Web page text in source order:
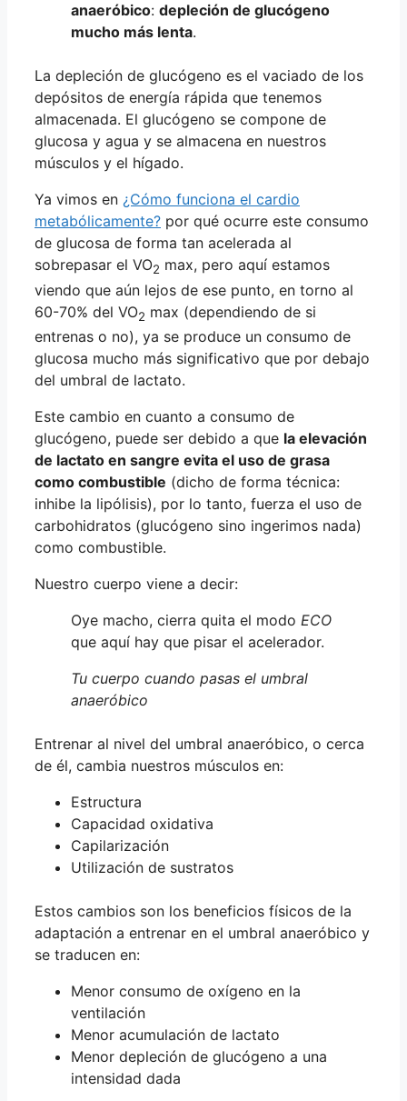
anaeróbico: depleción de glucógeno
mucho más lenta.
La depleción de glucógeno es el vaciado de los
depósitos de energía rápida que tenemos
almacenada. El glucógeno se compone de
glucosa y agua y se almacena en nuestros
músculos y el hígado.
Ya vimos en ¿Cómo funciona el cardio
metabólicamente? por qué ocurre este consumo
de glucosa de forma tan acelerada al
sobrepasar el VO2 max, pero aquí estamos
viendo que aún lejos de ese punto, en torno al
60-70% del VO2 max (dependiendo de si
entrenas o no), ya se produce un consumo de
glucosa mucho más significativo que por debajo
del umbral de lactato.
Este cambio en cuanto a consumo de
glucógeno, puede ser debido a que la elevación
de lactato en sangre evita el uso de grasa
como combustible (dicho de forma técnica:
inhibe la lipólisis), por lo tanto, fuerza el uso de
carbohidratos (glucógeno sino ingerimos nada)
como combustible.
Nuestro cuerpo viene a decir:
Oye macho, cierra quita el modo ECO
que aquí hay que pisar el acelerador.
Tu cuerpo cuando pasas el umbral
anaeróbico
Entrenar al nivel del umbral anaeróbico, o cerca
de él, cambia nuestros músculos en:
Estructura
Capacidad oxidativa
Capilarización
Utilización de sustratos
Estos cambios son los beneficios físicos de la
adaptación a entrenar en el umbral anaeróbico y
se traducen en:
Menor consumo de oxígeno en la
ventilación
Menor acumulación de lactato
Menor depleción de glucógeno a una
intensidad dada